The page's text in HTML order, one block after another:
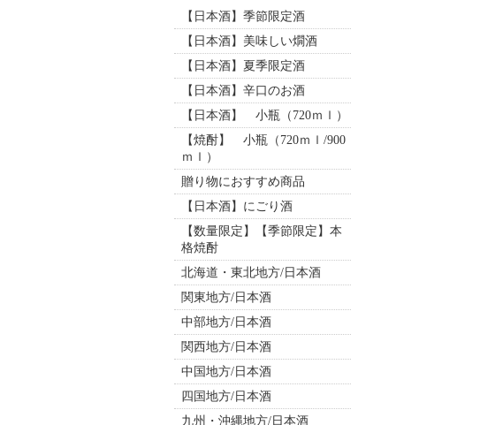
【日本酒】季節限定酒
【日本酒】美味しい燗酒
【日本酒】夏季限定酒
【日本酒】辛口のお酒
【日本酒】 小瓶（720ｍｌ）
【焼酎】 小瓶（720ｍｌ/900
ｍｌ）
贈り物におすすめ商品
【日本酒】にごり酒
【数量限定】【季節限定】本
格焼酎
北海道・東北地方/日本酒
関東地方/日本酒
中部地方/日本酒
関西地方/日本酒
中国地方/日本酒
四国地方/日本酒
九州・沖縄地方/日本酒